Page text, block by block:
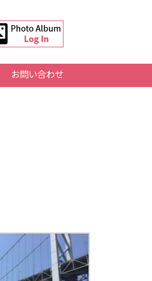
お問い合わせ